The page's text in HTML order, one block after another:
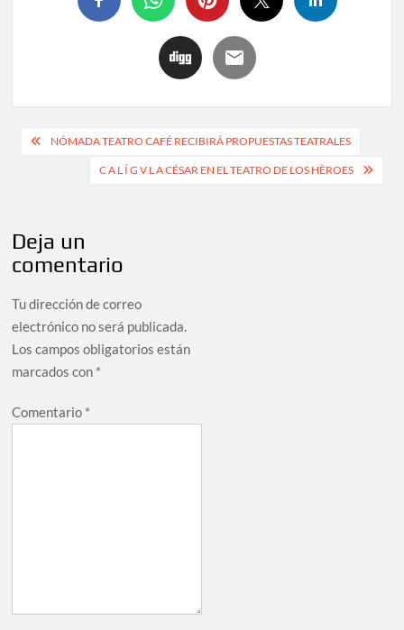
NÓMADA TEATRO CAFÉ RECIBIRÁ PROPUESTAS TEATRALES
C A L Í G V L A CÉSAR EN EL TEATRO DE LOS HÈROES
Deja un
comentario
Tu dirección de correo
electrónico no será publicada.
Los campos obligatorios están
marcados con *
Comentario *